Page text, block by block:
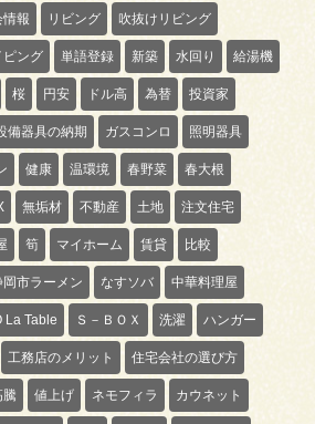
情報 リビング 吹抜けリビング
ピング 単語登録 新築 水回り 給湯機
桜 円安 ドル高 為替 投資家
備器具の納期 ガスコンロ 照明器具
健康 温環境 春野菜 春大根
無垢材 不動産 土地 注文住宅
筍 マイホーム 賃貸 比較
岡市ラーメン なすソバ 中華料理屋
La Table Ｓ－ＢＯＸ 洗濯 ハンガー
工務店のメリット 住宅会社の選び方
騰 値上げ ネモフィラ カウネット